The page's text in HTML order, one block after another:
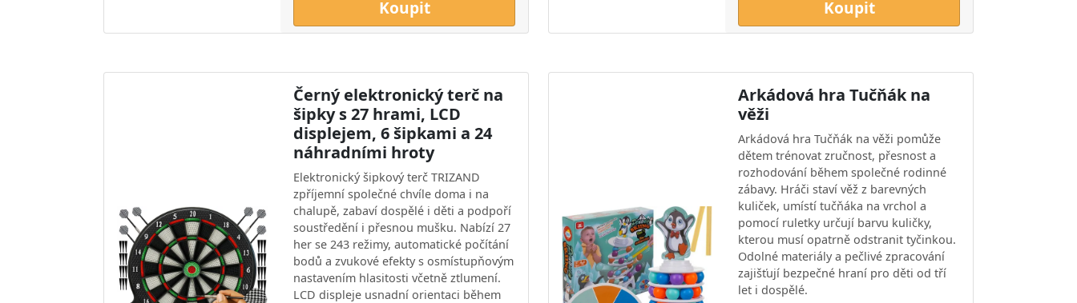
Koupit Koupit
Černý elektronický terč na
šipky s 27 hrami, LCD
displejem, 6 šipkami a 24
náhradními hroty
Elektronický šipkový terč TRIZAND
zpříjemní společné chvíle doma i na
chalupě, zabaví dospělé i děti a podpoří
soustředění i přesnou mušku. Nabízí 27
her se 243 režimy, automatické počítání
bodů a zvukové efekty s osmístupňovým
nastavením hlasitosti včetně ztlumení.
LCD displeje usnadní orientaci během
Arkádová hra Tučňák na
věži
Arkádová hra Tučňák na věži pomůže
dětem trénovat zručnost, přesnost a
rozhodování během společné rodinné
zábavy. Hráči staví věž z barevných
kuliček, umístí tučňáka na vrchol a
pomocí ruletky určují barvu kuličky,
kterou musí opatrně odstranit tyčinkou.
Odolné materiály a pečlivé zpracování
zajišťují bezpečné hraní pro děti od tří
let i dospělé.